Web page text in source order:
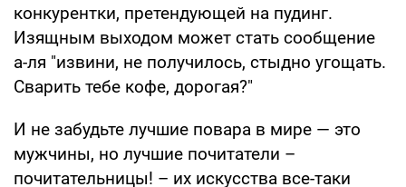
конкурентки, претендующей на пудинг.
Изящным выходом может стать сообщение
а-ля "извини, не получилось, стыдно угощать.
Сварить тебе кофе, дорогая?"
И не забудьте лучшие повара в мире — это
мужчины, но лучшие почитатели –
почитательницы! – их искусства все-таки